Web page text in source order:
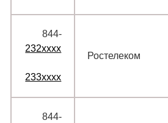
844‑
232xxxx
233xxxx
Ростелеком
844‑